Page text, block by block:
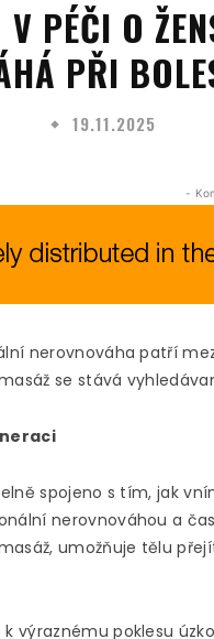
V PÉČI O
PŘI
19.11.2025
-
nerovnováha patří
se stává
spojeno s tím, jak
nerovnováhou a
umožňuje tělu
k výraznému poklesu